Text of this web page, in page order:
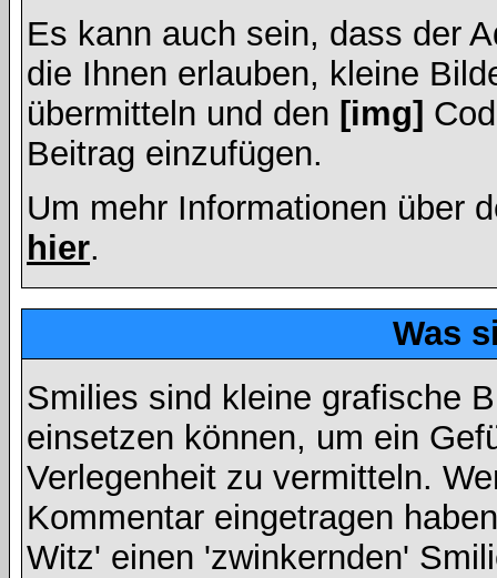
Es kann auch sein, dass der
die Ihnen erlauben, kleine
übermitteln und den [img]
Beitrag einzufügen.
Um mehr Informationen über
hier.
Was
Smilies sind kleine grafische
einsetzen können, um ein
Verlegenheit zu vermitteln.
Kommentar eingetragen
Witz' einen 'zwinkernden'